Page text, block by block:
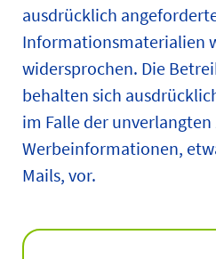
ausdrücklich
Informationsmaterialien
widersprochen. Die
behalten sich
im Falle der
Werbeinformationen,
Mails, vor.